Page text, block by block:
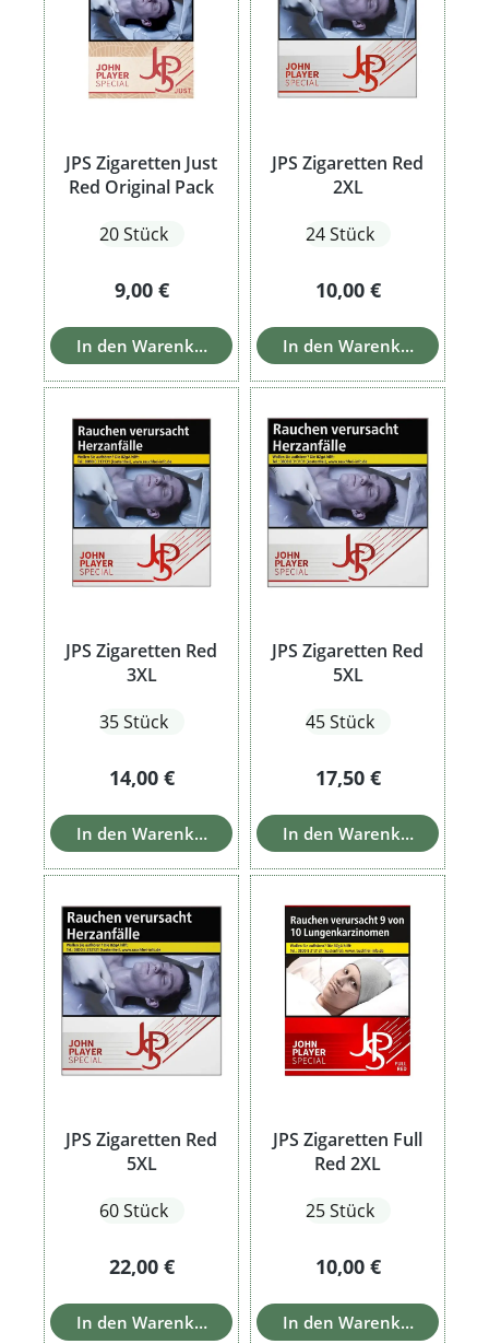
JPS Zigaretten Just
Red Original Pack
20 Stück
Regulärer Preis:
9,00 €
In den Warenkorb
JPS Zigaretten Red
2XL
24 Stück
Regulärer Preis:
10,00 €
In den Warenkorb
JPS Zigaretten Red
3XL
35 Stück
Regulärer Preis:
14,00 €
In den Warenkorb
JPS Zigaretten Red
5XL
45 Stück
Regulärer Preis:
17,50 €
In den Warenkorb
JPS Zigaretten Red
5XL
60 Stück
Regulärer Preis:
22,00 €
In den Warenkorb
JPS Zigaretten Full
Red 2XL
25 Stück
Regulärer Preis:
10,00 €
In den Warenkorb